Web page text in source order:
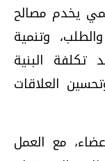
يخدم مصالح
وتنمية
تكلفة البنية
العلاقات
مع العمل